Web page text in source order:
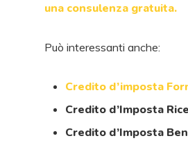
una consulenza gratuita.
Può interessanti anche:
Credito d’imposta
Credito d’Imposta
Credito d’Imposta